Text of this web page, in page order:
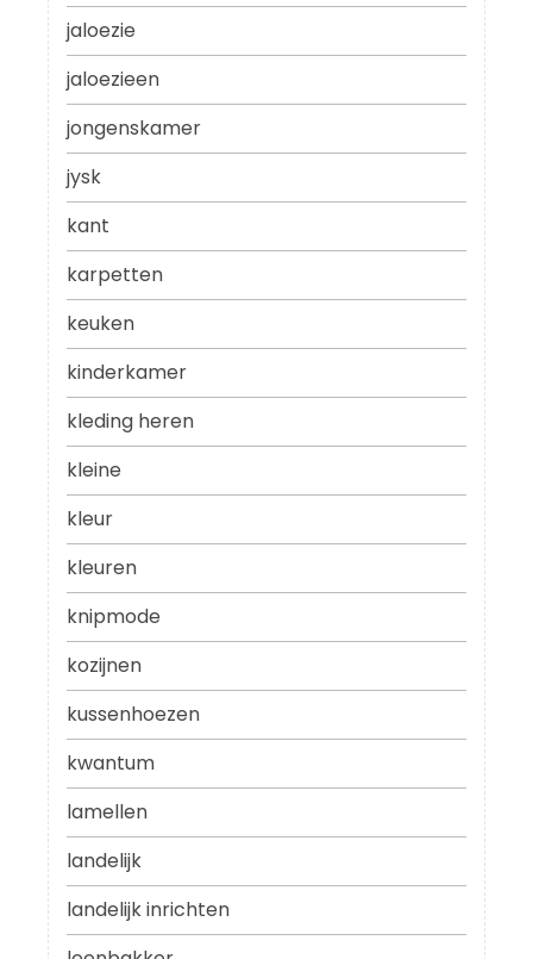
jaloezie
jaloezieen
jongenskamer
jysk
kant
karpetten
keuken
kinderkamer
kleding heren
kleine
kleur
kleuren
knipmode
kozijnen
kussenhoezen
kwantum
lamellen
landelijk
landelijk inrichten